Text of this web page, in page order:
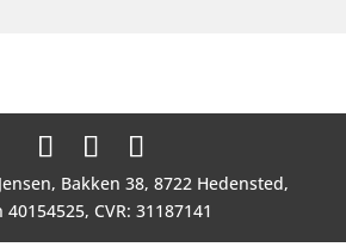
Bakken 38, 8722 Hedensted,
40154525, CVR: 31187141